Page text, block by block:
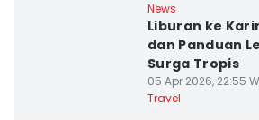
News
Liburan ke
dan Panduan
Surga Tropis
05 Apr 2026, 22:55
Travel